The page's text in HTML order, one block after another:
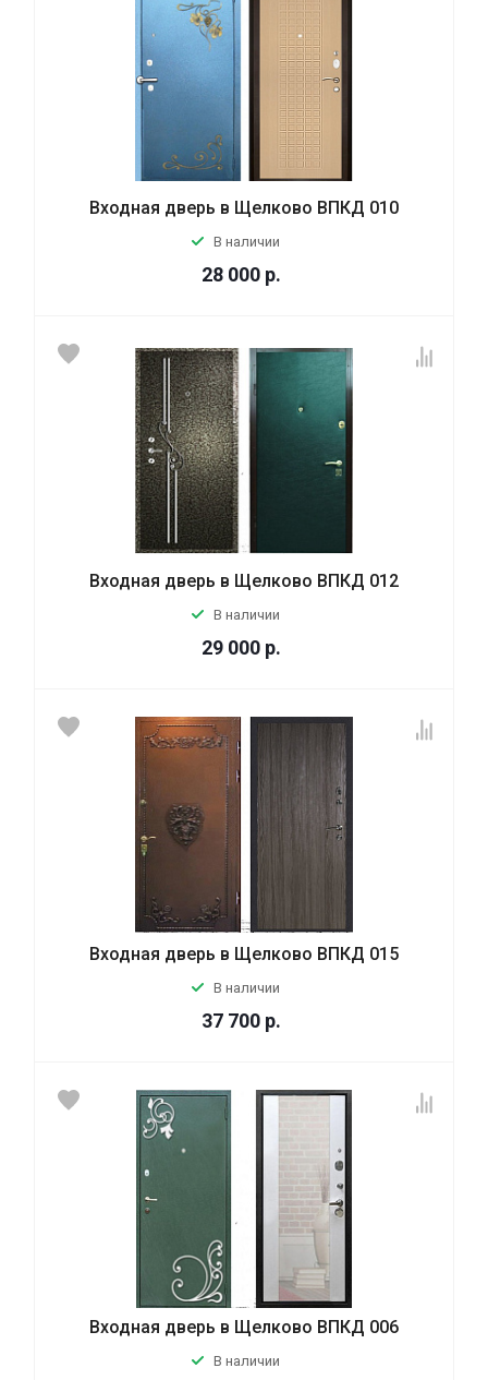
Входная дверь в Щелково ВПКД 010
В наличии
28 000 р.
Входная дверь в Щелково ВПКД 012
В наличии
29 000 р.
Входная дверь в Щелково ВПКД 015
В наличии
37 700 р.
Входная дверь в Щелково ВПКД 006
В наличии